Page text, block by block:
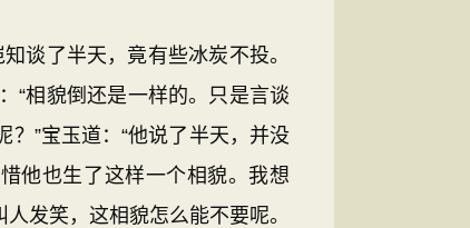
谈了半天，竟有些冰炭不投。
“相貌倒还是一样的。只是言谈
”宝玉道：“他说了半天，并没
他也生了这样一个相貌。我想
发笑，这相貌怎么能不要呢。